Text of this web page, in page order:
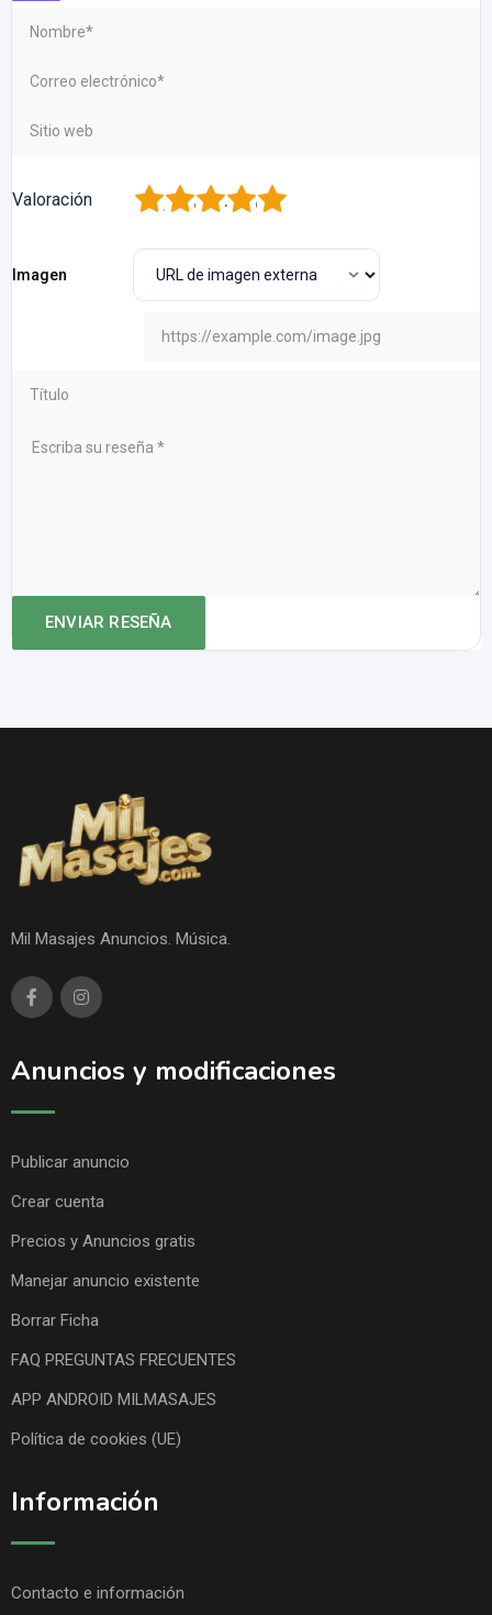
Valoración 5
4
3
2
Imagen
Mil Masajes Anuncios. Música.
Anuncios y modificaciones
Publicar anuncio
Crear cuenta
Precios y Anuncios gratis
Manejar anuncio existente
Borrar Ficha
FAQ PREGUNTAS FRECUENTES
APP ANDROID MILMASAJES
Política de cookies (UE)
Información
Contacto e información